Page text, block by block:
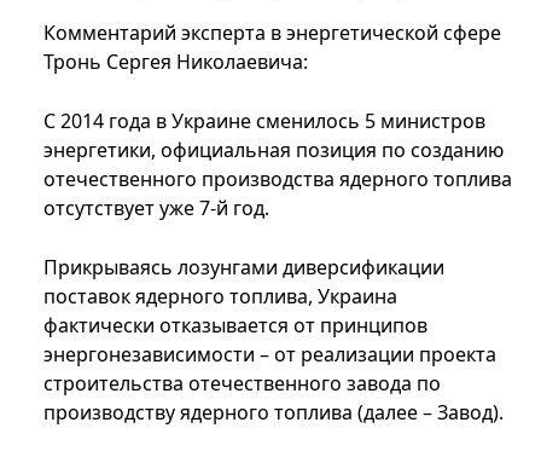
Комментарий эксперта в энергетической сфере
Тронь Сергея Николаевича:
С 2014 года в Украине сменилось 5 министров
энергетики, официальная позиция по созданию
отечественного производства ядерного топлива
отсутствует уже 7-й год.
Прикрываясь лозунгами диверсификации
поставок ядерного топлива, Украина
фактически отказывается от принципов
энергонезависимости – от реализации проекта
строительства отечественного завода по
производству ядерного топлива (далее – Завод).